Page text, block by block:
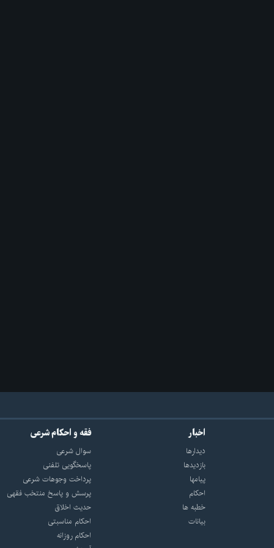
اخبار
دیدارها
بازديدها
پيامها
احكام
خطبه ها
بیانات
فقه و احکام شرعی
سوال شرعی
پاسخگویی تلفنی
پرداخت وجوهات شرعی
پرسش و پاسخ منتخب فقهی
حدیث اخلاق
احکام مناسبتی
احکام روزانه